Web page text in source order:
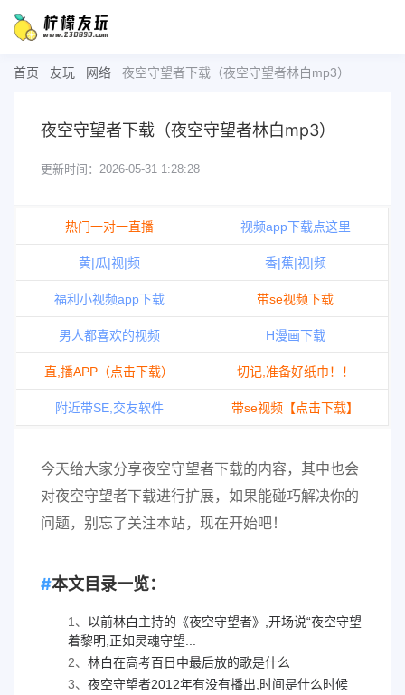
首页 友玩 网络 夜空守望者下载（夜空守望者林白mp3）
夜空守望者下载（夜空守望者林白mp3）
更新时间：2026-05-31 1:28:28
热门一对一直播 视频app下载点这里
黄|瓜|视|频 香|蕉|视|频
福利小视频app下载 带se视频下载
男人都喜欢的视频 H漫画下载
直,播APP（点击下载） 切记,准备好纸巾！！
附近带SE,交友软件 带se视频【点击下载】
今天给大家分享夜空守望者下载的内容，其中也会
对夜空守望者下载进行扩展，如果能碰巧解决你的
问题，别忘了关注本站，现在开始吧！
本文目录一览：
1、 以前林白主持的《夜空守望者》,开场说“夜空守望
着黎明,正如灵魂守望...
2、 林白在高考百日中最后放的歌是什么
3、 夜空守望者2012年有没有播出,时间是什么时候